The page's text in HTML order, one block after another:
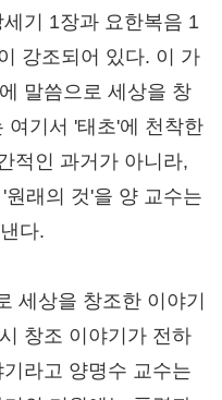
기 1장과 요한복음 1
강조되어 있다. 이 가
말씀으로 세상을 창
여기서 '태초'에 천착한
적인 과거가 아니라,
래의 것'을 양 교수는
다.
세상을 창조한 이야기
창조 이야기가 전하
라고 양명수 교수는